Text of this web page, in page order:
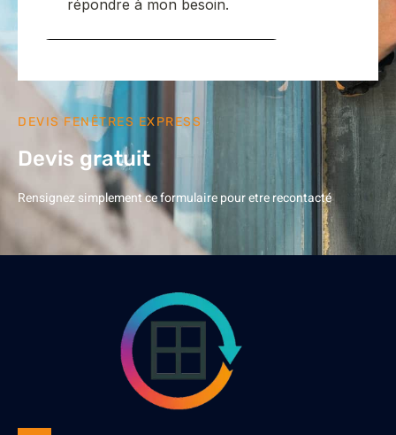
DEVIS FENÊTRES EXPRESS
Devis gratuit
Rensignez simplement ce formulaire pour etre recontacté